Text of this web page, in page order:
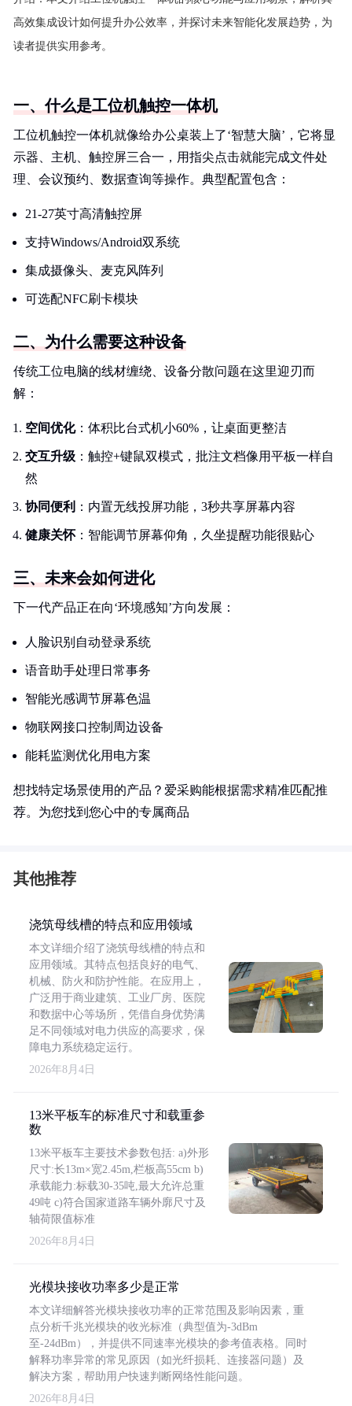
高效集成设计如何提升办公效率，并探讨未来智能化发展趋势，为
读者提供实用参考。
一、什么是工位机触控一体机
工位机触控一体机就像给办公桌装上了‘智慧大脑’，它将显
示器、主机、触控屏三合一，用指尖点击就能完成文件处
理、会议预约、数据查询等操作。典型配置包含：
21-27英寸高清触控屏
支持Windows/Android双系统
集成摄像头、麦克风阵列
可选配NFC刷卡模块
二、为什么需要这种设备
传统工位电脑的线材缠绕、设备分散问题在这里迎刃而
解：
空间优化：体积比台式机小60%，让桌面更整洁
交互升级 ：触控+键鼠双模式，批注文档像用平板一样自
然
协同便利 ：内置无线投屏功能，3秒共享屏幕内容
健康关怀：智能调节屏幕仰角，久坐提醒功能很贴心
三、未来会如何进化
下一代产品正在向‘环境感知’方向发展：
人脸识别自动登录系统
语音助手处理日常事务
智能光感调节屏幕色温
物联网接口控制周边设备
能耗监测优化用电方案
想找特定场景使用的产品？爱采购能根据需求精准匹配推
荐。为您找到您心中的专属商品
其他推荐
浇筑母线槽的特点和应用领域
本文详细介绍了浇筑母线槽的特点和
应用领域。其特点包括良好的电气、
机械、防火和防护性能。在应用上，
广泛用于商业建筑、工业厂房、医院
和数据中心等场所，凭借自身优势满
足不同领域对电力供应的高要求，保
障电力系统稳定运行。
2026年8月4日
13米平板车的标准尺寸和载重参
数
13米平板车主要技术参数包括: a)外形
尺寸:长13m×宽2.45m,栏板高55cm b)
承载能力:标载30-35吨,最大允许总重
49吨 c)符合国家道路车辆外廓尺寸及
轴荷限值标准
2026年8月4日
光模块接收功率多少是正常
本文详细解答光模块接收功率的正常范围及影响因素，重
点分析千兆光模块的收光标准（典型值为-3dBm
至-24dBm），并提供不同速率光模块的参考值表格。同时
解释功率异常的常见原因（如光纤损耗、连接器问题）及
解决方案，帮助用户快速判断网络性能问题。
2026年8月4日